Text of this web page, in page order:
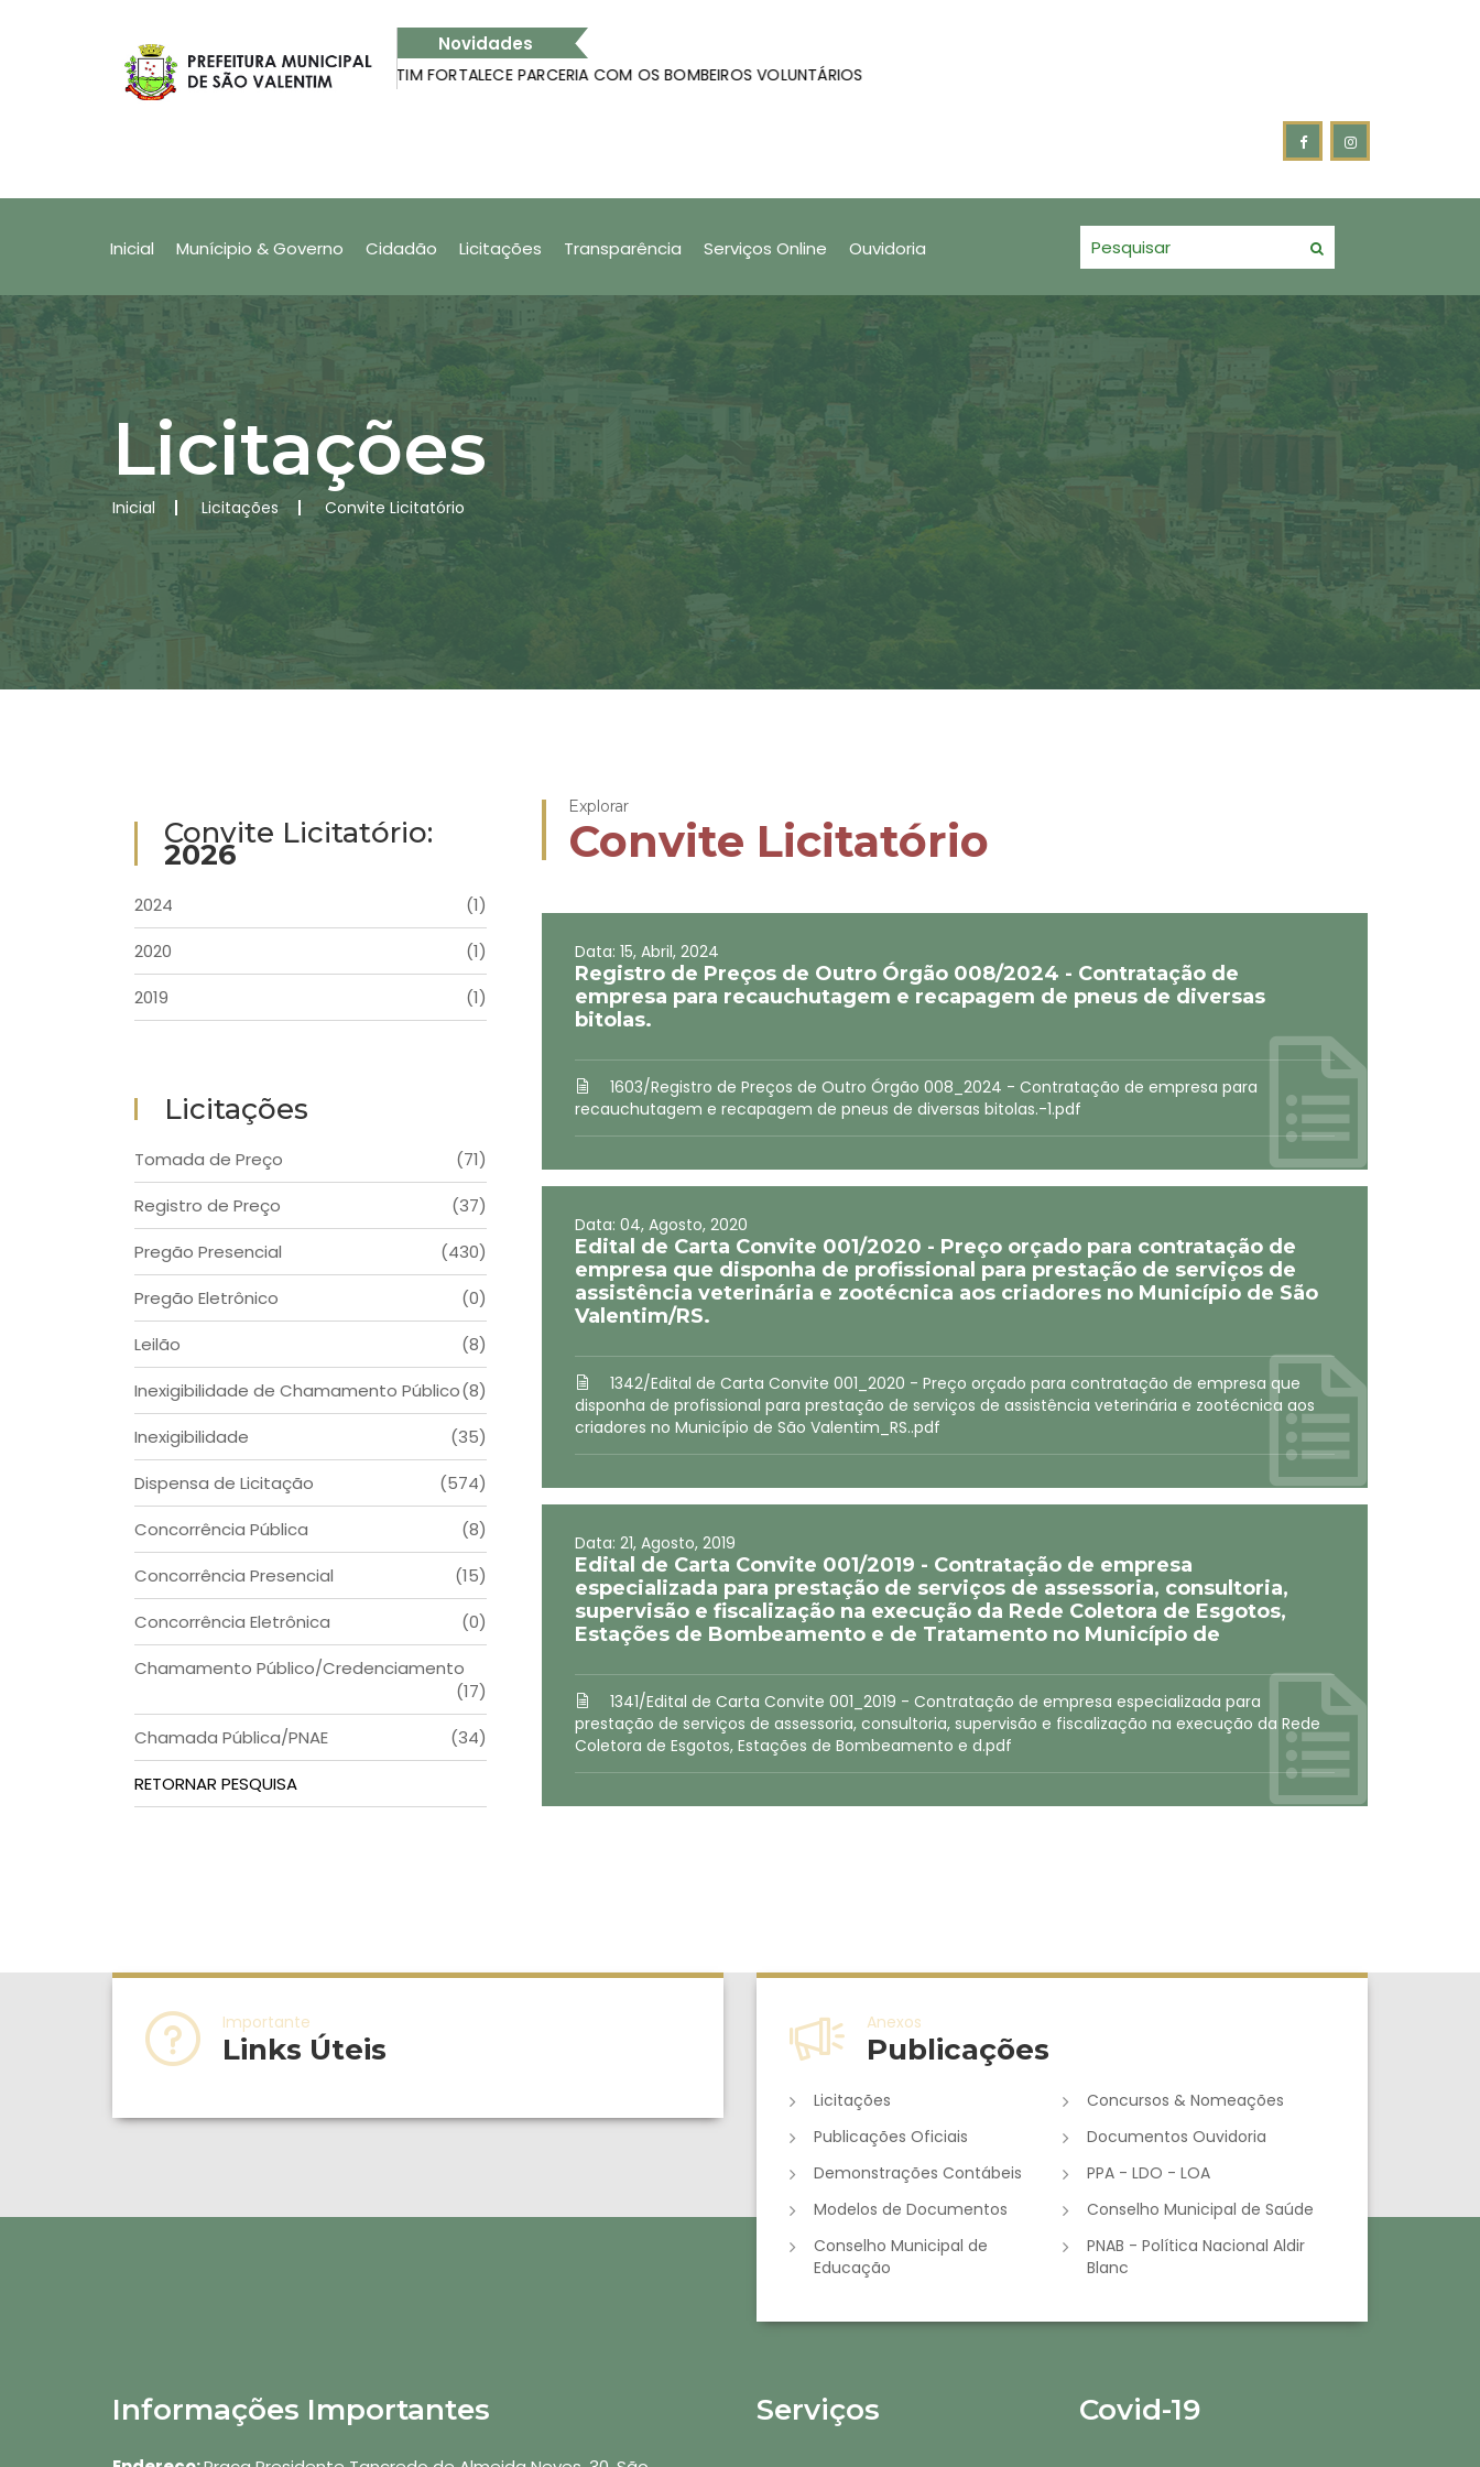
Novidades
no app Nota Fiscal Fácil SÃO VALENTIM FORTALECE PARCERIA COM OS BOMBEIROS VOLUNTÁRIOS
Inicial Munícipio & Governo Cidadão Licitações Transparência Serviços Online Ouvidoria
Licitações
Inicial Licitações Convite Licitatório
Convite Licitatório:
2026
2024
(1)
2020
(1)
2019
(1)
Licitações
Tomada de Preço
(71)
Registro de Preço
(37)
Pregão Presencial
(430)
Pregão Eletrônico
(0)
Leilão
(8)
Inexigibilidade de Chamamento Público(8)
Inexigibilidade
(35)
Dispensa de Licitação
(574)
Concorrência Pública
(8)
Concorrência Presencial
(15)
Concorrência Eletrônica
(0)
Chamamento Público/Credenciamento
(17)
Chamada Pública/PNAE
(34)
RETORNAR PESQUISA
Explorar
Convite Licitatório
Data: 15, Abril, 2024
Registro de Preços de Outro Órgão 008/2024 - Contratação de
empresa para recauchutagem e recapagem de pneus de diversas
bitolas.
1603/Registro de Preços de Outro Órgão 008_2024 - Contratação de empresa para
recauchutagem e recapagem de pneus de diversas bitolas.-1.pdf
Data: 04, Agosto, 2020
Edital de Carta Convite 001/2020 - Preço orçado para contratação de
empresa que disponha de profissional para prestação de serviços de
assistência veterinária e zootécnica aos criadores no Município de São
Valentim/RS.
1342/Edital de Carta Convite 001_2020 - Preço orçado para contratação de empresa que
disponha de profissional para prestação de serviços de assistência veterinária e zootécnica aos
criadores no Município de São Valentim_RS..pdf
Data: 21, Agosto, 2019
Edital de Carta Convite 001/2019 - Contratação de empresa
especializada para prestação de serviços de assessoria, consultoria,
supervisão e fiscalização na execução da Rede Coletora de Esgotos,
Estações de Bombeamento e de Tratamento no Município de
1341/Edital de Carta Convite 001_2019 - Contratação de empresa especializada para
prestação de serviços de assessoria, consultoria, supervisão e fiscalização na execução da Rede
Coletora de Esgotos, Estações de Bombeamento e d.pdf
Importante
Links Úteis
Anexos
Publicações
Licitações
Concursos & Nomeações
Publicações Oficiais
Documentos Ouvidoria
Demonstrações Contábeis
PPA - LDO - LOA
Modelos de Documentos
Conselho Municipal de Saúde
Conselho Municipal de
Educação
PNAB - Política Nacional Aldir
Blanc
Informações Importantes Serviços Covid-19